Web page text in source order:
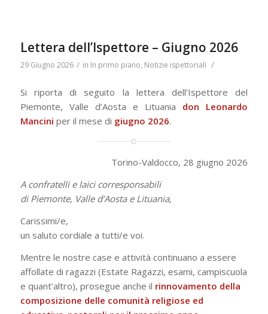
Lettera dell’Ispettore – Giugno 2026
29 Giugno 2026 / in In primo piano, Notizie ispettoriali /
Si riporta di seguito la lettera dell’Ispettore del
Piemonte, Valle d’Aosta e Lituania don Leonardo
Mancini per il mese di giugno 2026.
Torino-Valdocco, 28 giugno 2026
A confratelli e laici corresponsabili
diPiemonte, Valle d’Aosta e Lituania,
Carissimi/e,
un saluto cordiale a tutti/e voi.
Mentre le nostre case e attività continuano a essere
affollate di ragazzi (Estate Ragazzi, esami, campiscuola
e quant’altro), prosegue anche il rinnovamento della
composizione delle comunità religiose ed